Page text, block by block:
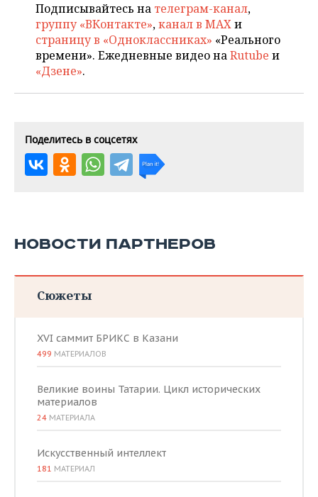
Подписывайтесь на телеграм-канал,
группу «ВКонтакте»,канал в MAXи
страницу в «Одноклассниках» «Реального
времени». Ежедневные видео наRutube и
«Дзене».
Поделитесь в соцсетях
НОВОСТИ ПАРТНЕРОВ
Сюжеты
XVI саммит БРИКС в Казани
499 МАТЕРИАЛОВ
Великие воины Татарии. Цикл исторических
материалов
24 МАТЕРИАЛА
Искусственный интеллект
181 МАТЕРИАЛ